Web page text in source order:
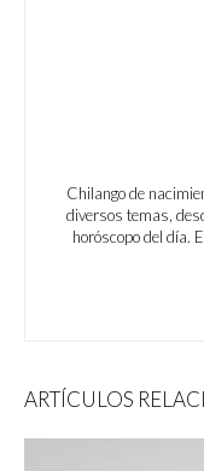
Chilango de
diversos temas,
horóscopo del día.
ARTÍCULOS